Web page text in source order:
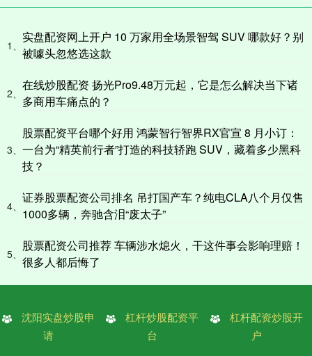
1、
实盘配资网上开户 10 万家用全场景智驾 SUV 哪款好？别
被噱头忽悠选这款
2、
在线炒股配资 扬光Pro9.48万元起，它是怎么解决当下诸
多商用车痛点的？
3、
股票配资平台哪个好用 鸿蒙智行智界RX官宣 8 月小订：
一台为“精英前行者”打造的科技轿跑 SUV，藏着多少黑科
技？
4、
证券股票配资公司排名 吊打国产车？纯电CLA八个月仅售
1000多辆，奔驰含泪“废太子”
5、
股票配资公司推荐 车辆涉水熄火，干这件事会影响理赔！
很多人都后悔了
沈阳实盘炒股申
请
杠杆炒股配资平
台
杠杆配资炒股开
户